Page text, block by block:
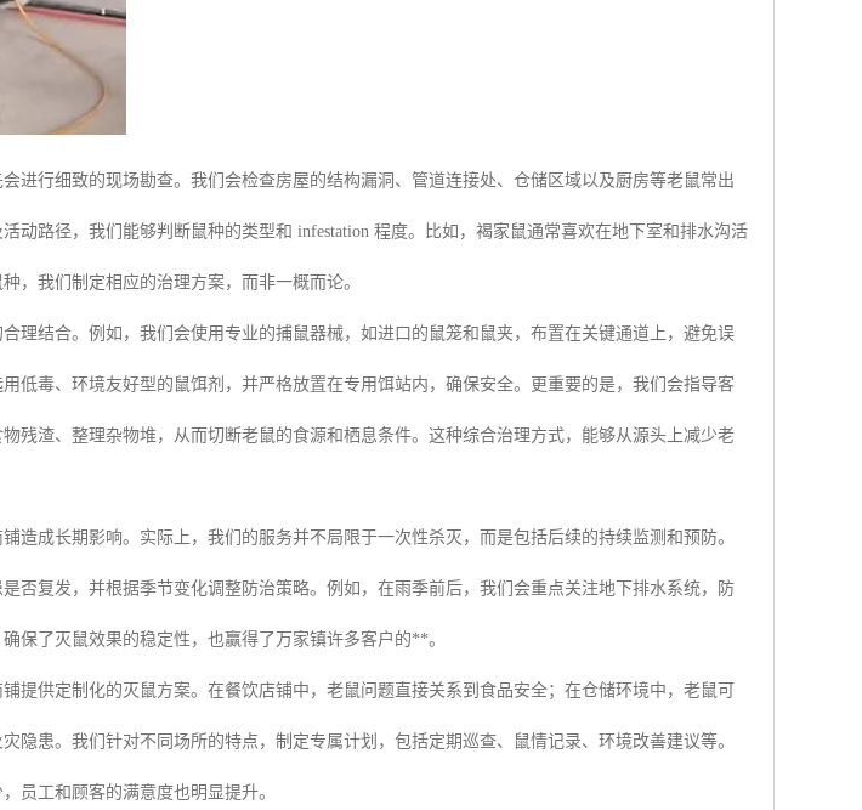
进行细致的现场勘查。我们会检查房屋的结构漏洞、管道连接处、仓储区域以及厨房等老鼠常出
动路径，我们能够判断鼠种的类型和 infestation 程度。比如，褐家鼠通常喜欢在地下室和排水沟活
，我们制定相应的治理方案，而非一概而论。
理结合。例如，我们会使用专业的捕鼠器械，如进口的鼠笼和鼠夹，布置在关键通道上，避免误
低毒、环境友好型的鼠饵剂，并严格放置在专用饵站内，确保安全。更重要的是，我们会指导客
残渣、整理杂物堆，从而切断老鼠的食源和栖息条件。这种综合治理方式，能够从源头上减少老
造成长期影响。实际上，我们的服务并不局限于一次性杀灭，而是包括后续的持续监测和预防。
否复发，并根据季节变化调整防治策略。例如，在雨季前后，我们会重点关注地下排水系统，防
保了灭鼠效果的稳定性，也赢得了万家镇许多客户的**。
提供定制化的灭鼠方案。在餐饮店铺中，老鼠问题直接关系到食品安全；在仓储环境中，老鼠可
隐患。我们针对不同场所的特点，制定专属计划，包括定期巡查、鼠情记录、环境改善建议等。
员工和顾客的满意度也明显提升。